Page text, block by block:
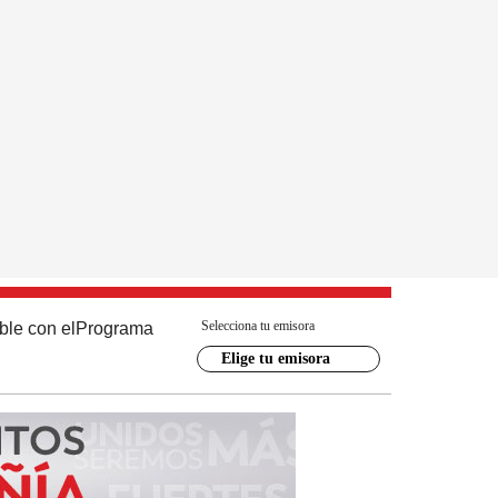
con el Programa Selecciona tu emisora
Elige tu emisora